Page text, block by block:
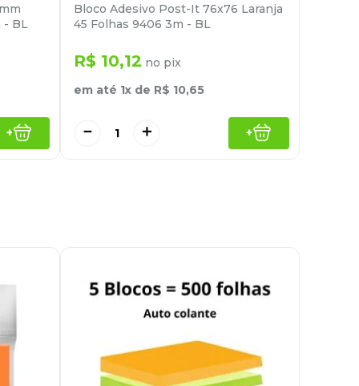
- BL
+
Bloco Adesivo Post-It 76x76 Laranja
45 Folhas 9406 3m - BL
R$ 10,12 no pix
em até 1x de R$ 10,65
＋
－ +